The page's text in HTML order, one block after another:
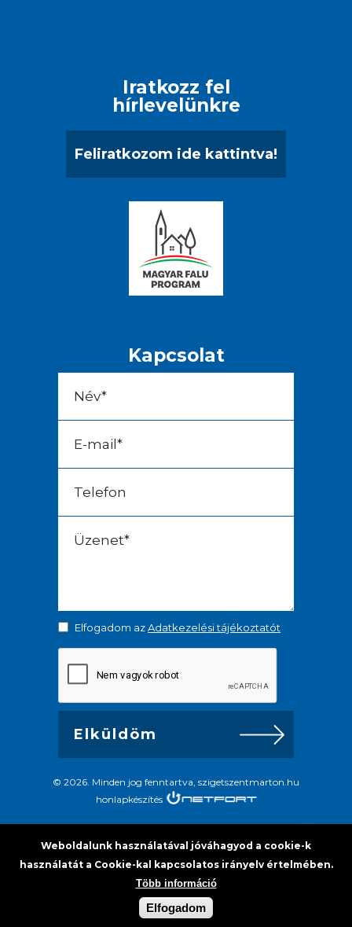
Iratkozz fel
hírlevelünkre
Feliratkozom ide kattintva!
Kapcsolat
Elfogadom azAdatkezelési tájékoztatót
© 2026. Minden jog fenntartva, szigetszentmarton.hu
honlapkészítés
Weboldalunk használatával jóváhagyod a cookie-k
használatát a Cookie-kal kapcsolatos irányelv értelmében.
Több információ
Elfogadom